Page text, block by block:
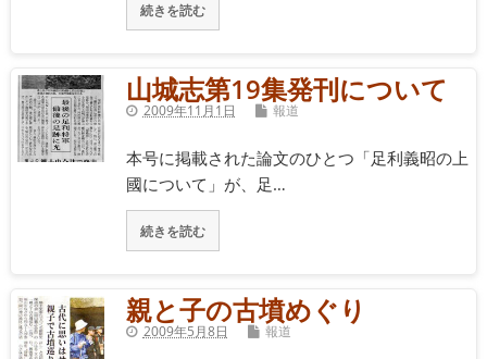
続きを読む
山城志第19集発刊について
2009年11月1日 報道
本号に掲載された論文のひとつ「足利義昭の上
國について」が、足…
続きを読む
親と子の古墳めぐり
2009年5月8日 報道